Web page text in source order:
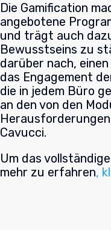
Die Gamification
angebotene
und trägt auch
Bewusstseins zu
darüber nach,
das Engagement
die in jedem Büro
an den von den
Cavucci.
Um das
mehr zu erfahren,